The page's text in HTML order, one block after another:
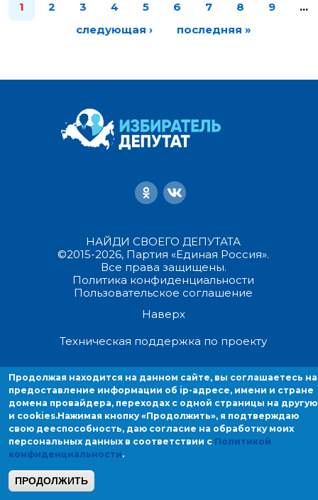
1 2 3 4 5 6 7 8 9
…
следующая ›
последняя »
НАЙДИ СВОЕГО ДЕПУТАТА
©2015-2026, Партия «Единая Россия».
Все права защищены.
Политика конфиденциальности
Пользовательское соглашение
Наверх
Техническая поддержка по проекту
Продолжая находиться на данном сайте, вы соглашаетесь на
предоставление информации об ip-адресе, имени и стране домена
провайдера, переходах с одной страницы на другую и cookies.
Продолжая находится на данном сайте, вы соглашаетесь на
предоставление информации об ip-адресе, имени и стране
домена провайдера, переходах с одной страницы на другую
и cookies.Нажимая кнопку «Продолжить», я подтверждаю
свою дееспособность, даю согласие на обработку моих
персональных данных в соответствии с Политикой
конфиденциальности.
ПРОДОЛЖИТЬ